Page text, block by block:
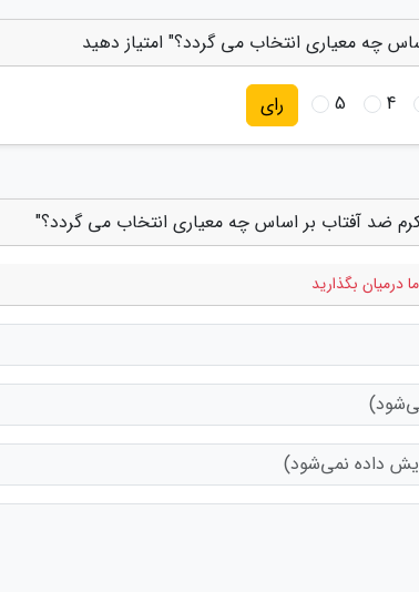
چه معیاری انتخاب می گردد؟" امتیاز دهید
4
5 رای
کرم ضد آفتاب بر اساس چه معیاری انتخاب می گردد؟"
درمیان بگذارید